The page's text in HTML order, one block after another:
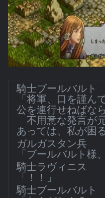
騎士ブールバルト
「将軍、口を謹ん
公を連行せねばな
不用意な発言が
あっては、私が困る
ガルガスタン兵
「ブールバルト様
騎士ラヴィニス
「！！」
騎士ブールバルト